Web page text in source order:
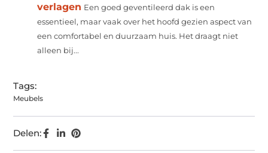
verlagen Een goed geventileerd dak is een
essentieel, maar vaak over het hoofd gezien aspect van
een comfortabel en duurzaam huis. Het draagt niet
alleen bij...
Tags:
Meubels
Delen: